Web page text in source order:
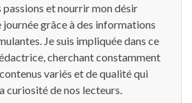
et nourrir mon désir
grâce à des informations
Je suis impliquée dans ce
cherchant constamment
variés et de qualité qui
curiosité de nos lecteurs.